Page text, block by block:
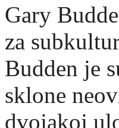
Gary
za
Budden je
sklone
dvojakoj